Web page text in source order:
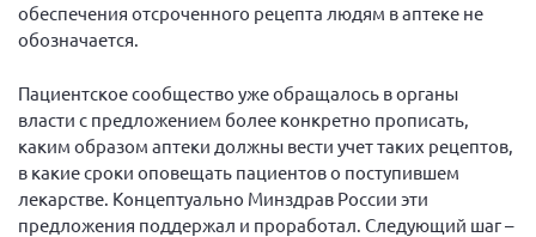
Конференция ОООИБРС 2020
Первый съезд
Второй съезд
Третий съезд
Четвертый съезд
обеспечения отсроченного рецепта людям в аптеке не
обозначается.
Пациентское сообщество уже обращалось в органы
власти с предложением более конкретно прописать,
каким образом аптеки должны вести учет таких рецептов,
в какие сроки оповещать пациентов о поступившем
лекарстве. Концептуально Минздрав России эти
предложения поддержал и проработал. Следующий шаг –